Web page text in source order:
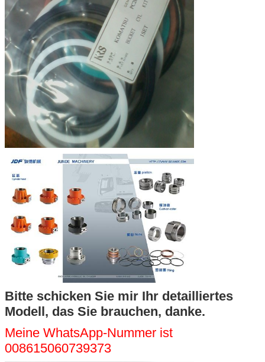
Bitte schicken Sie mir Ihr detailliertes
Modell, das Sie brauchen, danke.
Meine WhatsApp-Nummer ist
008615060739373